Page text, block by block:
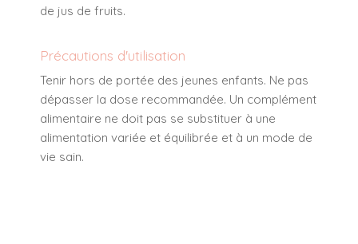
de jus de fruits.
Précautions d'utilisation
Tenir hors de portée des jeunes enfants. Ne pas
dépasser la dose recommandée. Un complément
alimentaire ne doit pas se substituer à une
alimentation variée et équilibrée et à un mode de
vie sain.